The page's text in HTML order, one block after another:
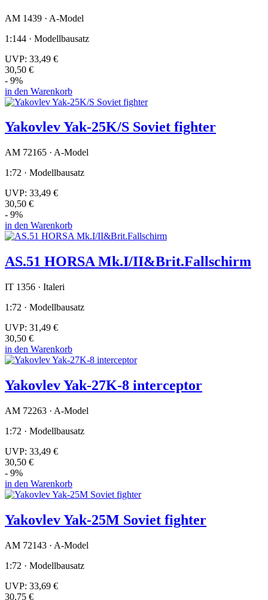
AM 1439 · A-Model
1:144 · Modellbausatz
UVP: 33,49 €
30,50 €
- 9%
in den Warenkorb
Yakovlev Yak-25K/S Soviet fighter
AM 72165 · A-Model
1:72 · Modellbausatz
UVP: 33,49 €
30,50 €
- 9%
in den Warenkorb
AS.51 HORSA Mk.I/II&Brit.Fallschirm
IT 1356 · Italeri
1:72 · Modellbausatz
UVP: 31,49 €
30,50 €
in den Warenkorb
Yakovlev Yak-27K-8 interceptor
AM 72263 · A-Model
1:72 · Modellbausatz
UVP: 33,49 €
30,50 €
- 9%
in den Warenkorb
Yakovlev Yak-25M Soviet fighter
AM 72143 · A-Model
1:72 · Modellbausatz
UVP: 33,69 €
30,75 €